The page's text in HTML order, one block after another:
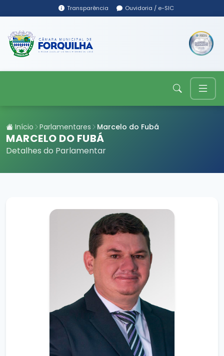
Transparência Ouvidoria / e-SIC
Início Parlamentares Marcelo do Fubá
MARCELO DO FUBÁ
Detalhes do Parlamentar